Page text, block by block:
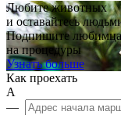
Любите животных
и оставайтесь
Подпишите любимца
на процедуры
Узнать больше
Как проехать
А
—